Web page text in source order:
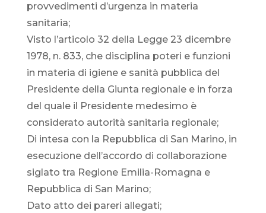
provvedimenti d’urgenza in materia
sanitaria;
Visto l’articolo 32 della Legge 23 dicembre
1978, n. 833, che disciplina poteri e funzioni
in materia di igiene e sanità pubblica del
Presidente della Giunta regionale e in forza
del quale il Presidente medesimo è
considerato autorità sanitaria regionale;
Di intesa con la Repubblica di San Marino, in
esecuzione dell’accordo di collaborazione
siglato tra Regione Emilia-Romagna e
Repubblica di San Marino;
Dato atto dei pareri allegati;